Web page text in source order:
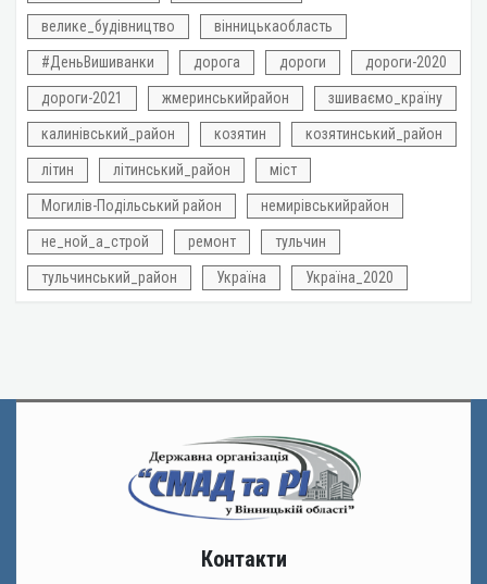
велике_будівництво вінницькаобласть
#ДеньВишиванки дорога дороги дороги-2020
дороги-2021 жмеринськийрайон зшиваємо_країну
калинівський_район козятин козятинський_район
літин літинський_район міст
Могилів-Подільський район немирівськийрайон
не_ной_а_строй ремонт тульчин
тульчинський_район Україна Україна_2020
Контакти